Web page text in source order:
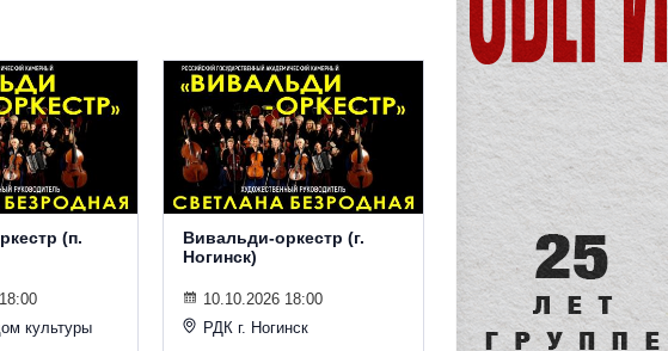
(п.
культуры
Вивальди-оркестр (г.
Ногинск)
10.10.2026 18:00
РДК г. Ногинск